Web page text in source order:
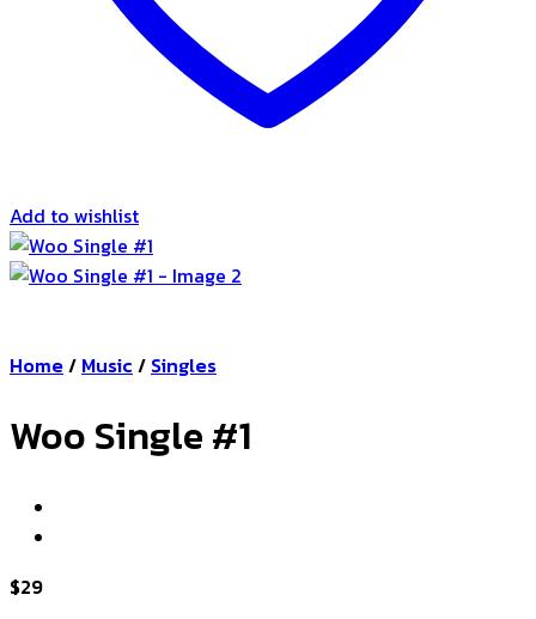
Add to wishlist
Home/ Music / Singles
Woo Single #1
$29